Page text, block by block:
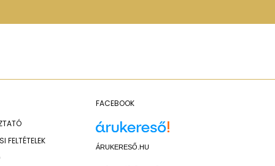
FELTÉTELEK
FACEBOOK
ÁRUKERESŐ.HU